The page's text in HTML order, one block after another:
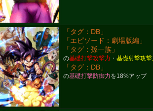
「タグ：DB」
「エピソード：劇場版編」
「タグ：孫一族」
の基礎打撃攻撃力 ・ 基礎射撃攻撃
「タグ：DB」
の基礎打撃防御力を18%アップ